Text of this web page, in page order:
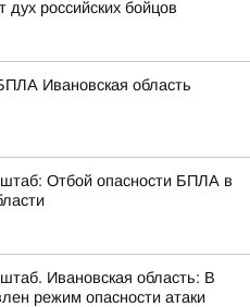
российских бойцов
Ивановская область
Отбой опасности БПЛА в
Ивановская область: В
режим опасности атаки